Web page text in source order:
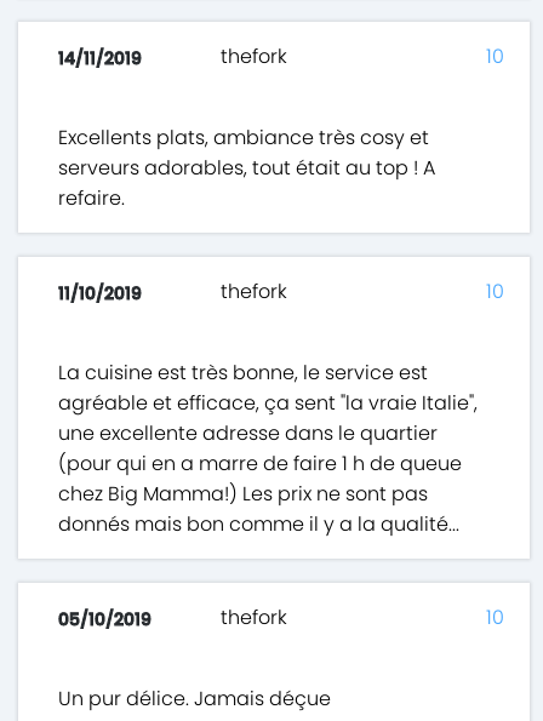
14/11/2019 thefork
Excellents plats, ambiance très cosy et
serveurs adorables, tout était au top ! A
refaire.
10
11/10/2019 thefork
La cuisine est très bonne, le service est
agréable et efficace, ça sent "la vraie Italie",
une excellente adresse dans le quartier
(pour qui en a marre de faire 1 h de queue
chez Big Mamma!) Les prix ne sont pas
donnés mais bon comme il y a la qualité...
10
05/10/2019 thefork
Un pur délice. Jamais déçue
10